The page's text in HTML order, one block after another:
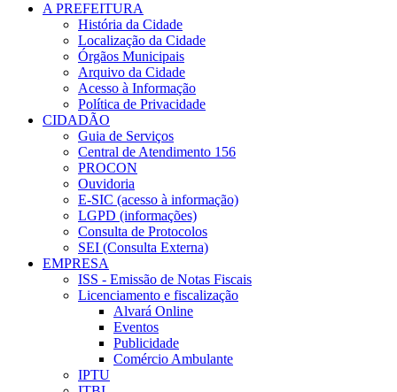
A PREFEITURA
História da Cidade
Localização da Cidade
Órgãos Municipais
Arquivo da Cidade
Acesso à Informação
Política de Privacidade
CIDADÃO
Guia de Serviços
Central de Atendimento 156
PROCON
Ouvidoria
E-SIC (acesso à informação)
LGPD (informações)
Consulta de Protocolos
SEI (Consulta Externa)
EMPRESA
ISS - Emissão de Notas Fiscais
Licenciamento e fiscalização
Alvará Online
Eventos
Publicidade
Comércio Ambulante
IPTU